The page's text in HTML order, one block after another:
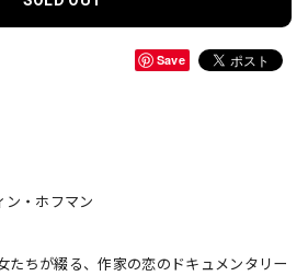
Save
・ホフマン
たちが綴る、作家の恋のドキュメンタリー